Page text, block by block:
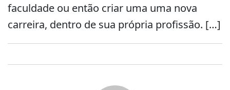
faculdade ou então criar uma uma nova
carreira, dentro de sua própria profissão. […]